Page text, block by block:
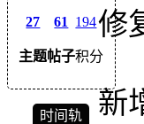
27
主题
61
帖子
194
积分
时间轨
修
新